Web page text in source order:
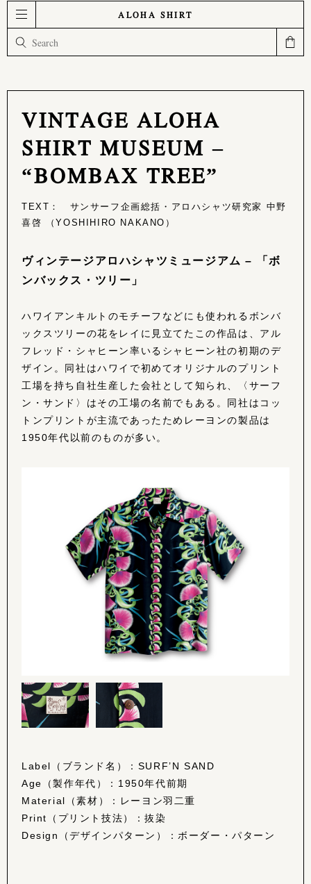
ALOHA SHIRT
VINTAGE ALOHA
SHIRT MUSEUM –
“BOMBAX TREE”
TEXT： サンサーフ企画総括・アロハシャツ研究家 中野
喜啓 （YOSHIHIRO NAKANO）
ヴィンテージアロハシャツミュージアム – 「ボ
ンバックス・ツリー」
ハワイアンキルトのモチーフなどにも使われるボンバ
ックスツリーの花をレイに見立てたこの作品は、アル
フレッド・シャヒーン率いるシャヒーン社の初期のデ
ザイン。同社はハワイで初めてオリジナルのプリント
工場を持ち自社生産した会社として知られ、〈サーフ
ン・サンド〉はその工場の名前でもある。同社はコッ
トンプリントが主流であったためレーヨンの製品は
1950年代以前のものが多い。
Label（ブランド名）：SURF’N SAND
Age（製作年代）：1950年代前期
Material（素材）：レーヨン羽二重
Print（プリント技法）：抜染
Design（デザインパターン）：ボーダー・パターン